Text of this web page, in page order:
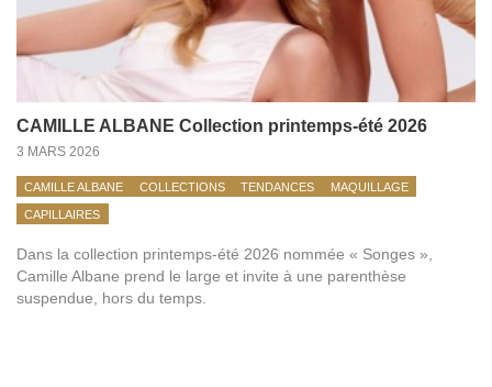
CAMILLE ALBANE Collection printemps-été 2026
3 MARS 2026
CAMILLE ALBANE COLLECTIONS TENDANCES MAQUILLAGE
CAPILLAIRES
Dans la collection printemps-été 2026 nommée « Songes »,
Camille Albane prend le large et invite à une parenthèse
suspendue, hors du temps.